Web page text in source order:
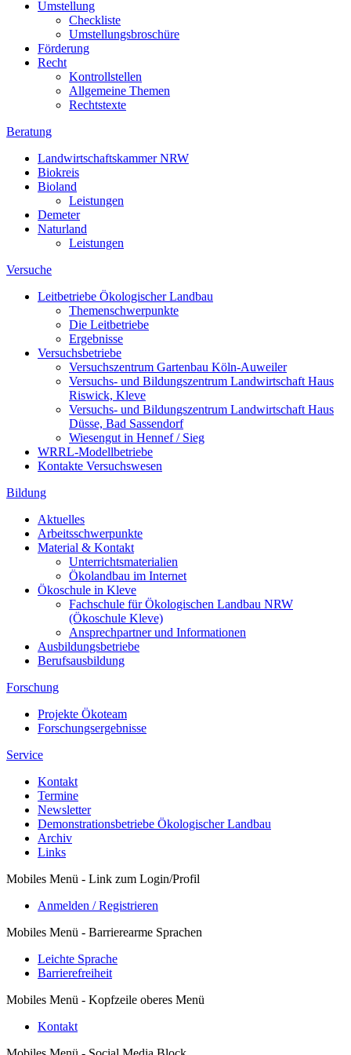
Umstellung
Checkliste
Umstellungsbroschüre
Förderung
Recht
Kontrollstellen
Allgemeine Themen
Rechtstexte
Beratung
Landwirtschaftskammer NRW
Biokreis
Bioland
Leistungen
Demeter
Naturland
Leistungen
Versuche
Leitbetriebe Ökologischer Landbau
Themenschwerpunkte
Die Leitbetriebe
Ergebnisse
Versuchsbetriebe
Versuchszentrum Gartenbau Köln-Auweiler
Versuchs- und Bildungszentrum Landwirtschaft Haus
Riswick, Kleve
Versuchs- und Bildungszentrum Landwirtschaft Haus
Düsse, Bad Sassendorf
Wiesengut in Hennef / Sieg
WRRL-Modellbetriebe
Kontakte Versuchswesen
Bildung
Aktuelles
Arbeitsschwerpunkte
Material & Kontakt
Unterrichtsmaterialien
Ökolandbau im Internet
Ökoschule in Kleve
Fachschule für Ökologischen Landbau NRW
(Ökoschule Kleve)
Ansprechpartner und Informationen
Ausbildungsbetriebe
Berufsausbildung
Forschung
Projekte Ökoteam
Forschungsergebnisse
Service
Kontakt
Termine
Newsletter
Demonstrationsbetriebe Ökologischer Landbau
Archiv
Links
Mobiles Menü - Link zum Login/Profil
Anmelden / Registrieren
Mobiles Menü - Barrierearme Sprachen
Leichte Sprache
Barrierefreiheit
Mobiles Menü - Kopfzeile oberes Menü
Kontakt